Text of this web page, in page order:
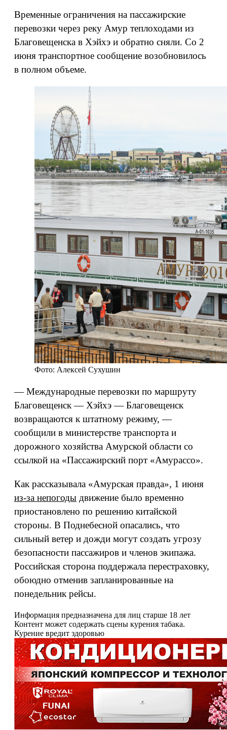
Временные ограничения на пассажирские
перевозки через реку Амур теплоходами из
Благовещенска в Хэйхэ и обратно сняли. Со 2
июня транспортное сообщение возобновилось
в полном объеме.
Фото: Алексей Сухушин
— Международные перевозки по маршруту
Благовещенск — Хэйхэ — Благовещенск
возвращаются к штатному режиму, —
сообщили в министерстве транспорта и
дорожного хозяйства Амурской области со
ссылкой на «Пассажирский порт «Амурассо».
Как рассказывала «Амурская правда», 1 июня
из-за непогоды движение было временно
приостановлено по решению китайской
стороны. В Поднебесной опасались, что
сильный ветер и дожди могут создать угрозу
безопасности пассажиров и членов экипажа.
Российская сторона поддержала перестраховку,
обоюдно отменив запланированные на
понедельник рейсы.
Информация предназначена для лиц старше 18 лет
Контент может содержать сцены курения табака.
Курение вредит здоровью